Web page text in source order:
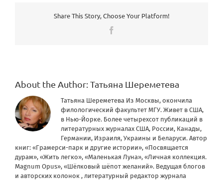
Share This Story, Choose Your Platform!
About the Author:Татьяна Шереметева
Татьяна Шереметева Из Москвы, окончила
филологический факультет МГУ. Живет в США,
в Нью-Йорке. Более четырехсот публикаций в
литературных журналах США, России, Канады,
Германии, Израиля, Украины и Беларуси. Автор
книг: «Грамерси-парк и другие истории», «Посвящается
дурам», «Жить легко», «Маленькая Луна», «Личная коллекция.
Magnum Opus», «Шёлковый шёпот желаний». Ведущая блогов
и авторских колонок , литературный редактор журнала